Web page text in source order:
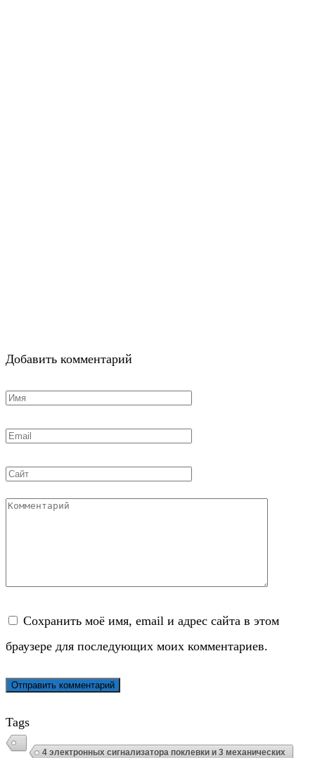
Добавить комментарий
Имя
Email
Сайт
Комментарий
Сохранить моё имя, email и адрес сайта в этом
браузере для последующих моих комментариев.
Tags
4 электронных сигнализатора поклевки и 3 механических